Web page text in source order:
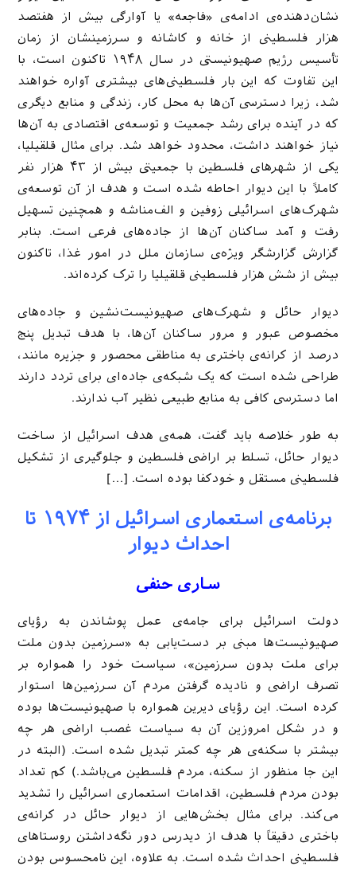
نشان‌دهنده‌ی ادامه‌ی «فاجعه» یا آوارگی بیش از هفتصد
هزار فلسطینی از خانه و کاشانه و سرزمینشان از زمان
تأسیس رژیم صهیونیستی در سال ۱۹۴۸ تاکنون است، با
این تفاوت که این بار فلسطینی‌های بیشتری آواره خواهند
شد، زیرا دسترسی آن‌ها به محل کار، زندگی و منابع دیگری
که در آینده برای رشد جمعیت و توسعه‌ی اقتصادی به آن‌ها
نیاز خواهند داشت، محدود خواهد شد. برای مثال قلقیلیا،
یکی از شهرهای فلسطین با جمعیتی بیش از ۴۳ هزار نفر
کاملاً با این دیوار احاطه شده است و هدف از آن توسعه‌ی
شهرک‌های اسرائیلی زوفین و الف‌مناشه و همچنین تسهیل
رفت و آمد ساکنان آن‌ها از جاده‌های فرعی است. بنابر
گزارش گزارشگر ویژه‌ی سازمان ملل در امور غذا، تاکنون
بیش از شش هزار فلسطینی قلقیلیا را ترک کرده‌اند.
دیوار حائل و شهرک‌های صهیونیست‌نشین و جاده‌های
مخصوص عبور و مرور ساکنان آن‌ها، با هدف تبدیل پنج
درصد از کرانه‌ی باختری به مناطقی محصور و جزیره مانند،
طراحی شده است که یک شبکه‌ی جاده‌ای برای تردد دارند
اما دسترسی کافی به منابع طبیعی نظیر آب ندارند.
به طور خلاصه باید گفت، همه‌ی هدف اسرائیل از ساخت
دیوار حائل، تسلط بر اراضی فلسطین و جلوگیری از تشکیل
فلسطینی مستقل و خودکفا بوده است. […]
برنامه‌ی استعماری اسرائیل از ۱۹۷۴ تا
احداث دیوار
ساری حنفی
دولت اسرائیل برای جامه‌ی عمل پوشاندن به رؤیای
صهیونیست‌ها مبنی بر دست‌یابی به «سرزمین بدون ملت
برای ملت بدون سرزمین»، سیاست خود را همواره بر
تصرف اراضی و نادیده گرفتن مردم آن سرزمین‌ها استوار
کرده است. این رؤیای دیرین همواره با صهیونیست‌ها بوده
و در شکل امروزین آن به سیاست غصب اراضی هر چه
بیشتر با سکنه‌ی هر چه کمتر تبدیل شده است. (البته در
این جا منظور از سکنه، مردم فلسطین می‌باشد.) کم تعداد
بودن مردم فلسطین، اقدامات استعماری اسرائیل را تشدید
می‌کند. برای مثال بخش‌هایی از دیوار حائل در کرانه‌ی
باختری دقیقاً با هدف از دیدرس دور نگه‌داشتن روستاهای
فلسطینی احداث شده است. به علاوه، این نامحسوس بودن